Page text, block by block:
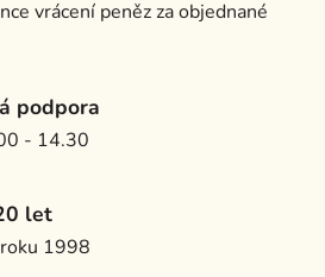
vrácení peněz za objednané
podpora
- 14.30
let
1998